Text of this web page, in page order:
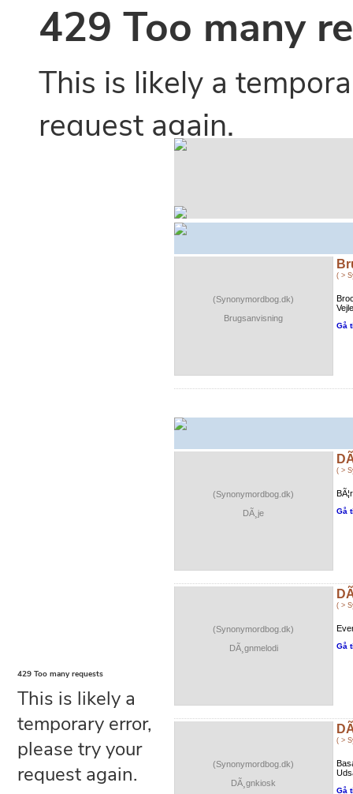
(Synonymordbog.dk)
Brugsanvisning
( >
Gå
(Synonymordbog.dk)
DÃ¸je
( >
Gå
(Synonymordbog.dk)
DÃ¸gnmelodi
( >
Gå
(Synonymordbog.dk)
DÃ¸gnkiosk
( >
Gå